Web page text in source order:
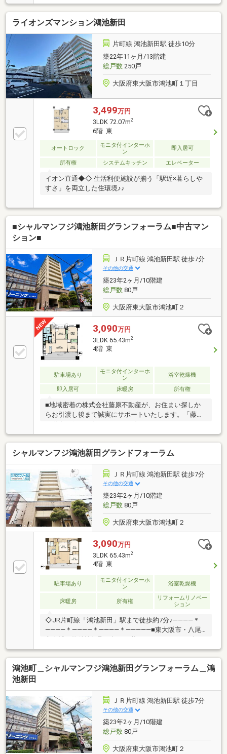
ライオンズマンション鴻池新田
片町線 鴻池新田駅 徒歩10分
築22年11ヶ月/13階建
総戸数250戸
大阪府東大阪市鴻池町１丁目
3,499万円
3LDK 72.07m2
6階 東
オートロック
モニタ付インターホ
ン
即入居可
所有権 システムキッチン エレベーター
イオン直通◆◇ 生活利便施設が揃う「駅近×暮らしや
すさ」を両立した住環境♪♪
■シャルマンフジ鴻池新田グランフォーラム■中古マン
ション■
ＪＲ片町線 鴻池新田駅 徒歩7分
その他の交通
築23年2ヶ月/10階建
総戸数80戸
大阪府東大阪市鴻池町２
3,090万円
3LDK 65.43m2
4階 東
駐車場あり
モニタ付インターホ
ン
浴室乾燥機
即入居可 床暖房 所有権
■地域密着の株式会社藤原不動産が、お住まい探しか
らお引渡し後まで誠実にサポートいたします。「藤原
一人ひとりのお客様に寄り添ったご提案を心掛けてい
ます。■住宅ローン相談無料！提携金融機関多数。お
借入れやお車のローンなどがある方も、おまとめロー
ンを含め最適な資金計画をご提案いたします。■住宅
購入・住み替え・売却までワンストップで対応。資金
計画や住宅ローンに不安のある方、他社で審査が難し
かった方もお気軽にご相談ください。無理のない返済
計画を一緒に考え、安心して新生活を迎えられるよう
全力でサポートいたします。
シャルマンフジ鴻池新田グランドフォーラム
ＪＲ片町線 鴻池新田駅 徒歩7分
その他の交通
築23年2ヶ月/10階建
総戸数80戸
大阪府東大阪市鴻池町２
3,090万円
3LDK 65.43m2
4階 東
駐車場あり
モニタ付インターホ
ン
浴室乾燥機
床暖房 所有権
リフォームリノベー
ション
◇JR片町線「鴻池新田」駅まで徒歩約7分♪――――＊
――――＊――――＊――――＊―――――■東大阪市・八尾
は【東証スタンダード上場企業】です☆■物件多数揃
えております！是非店頭へお越し下さい♪■頭金０円の
フルローンが可能です♪■お客様のライフプランに沿っ
は、店舗横に駐車スペース４台分ございます♪■東大阪
市・八尾市の【中古マンション】ならハウスフリーダ
ム八尾店 +o☆*.+o◇ ――――＊――――＊――――＊
――――＊―――――
鴻池町＿シャルマンフジ鴻池新田グランフォーラム＿鴻
池新田
ＪＲ片町線 鴻池新田駅 徒歩7分
その他の交通
築23年2ヶ月/10階建
総戸数80戸
大阪府東大阪市鴻池町２